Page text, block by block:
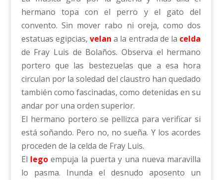
hermano topa con el perro y el gato del
convento. Sin mover rabo ni oreja, como dos
estatuas egipcias,velan a la entrada de la celda
de Fray Luis de Bolaños. Observa el hermano
portero que las bestezuelas que a esa hora
circulan por la soledad del claustro han quedado
también como fascinadas, como detenidas en su
andar por una orden superior.
El hermano portero se pellizca para verificar si
está soñando. Pero no, no sueña. Y los acordes
proceden de la celda de Fray Luis.
El legoempuja la puerta y una nueva maravilla
lo pasma. Inunda el desnudo aposento un